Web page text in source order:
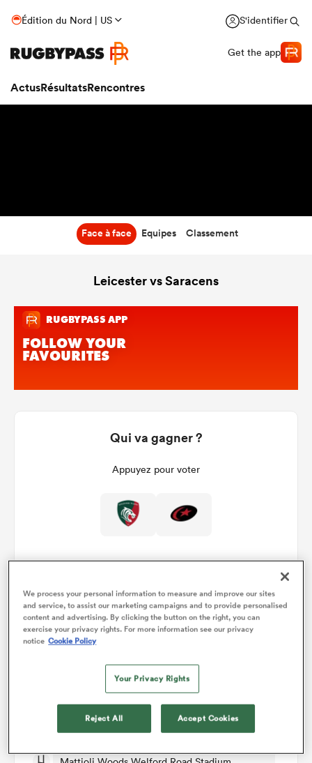
Édition du Nord | US S'identifier
Get the app
ActusRésultatsRencontres
Face à face Equipes Classement
Leicester vs Saracens
Qui va gagner ?
Appuyez pour voter
Détails du match
We process your personal information to measure and improve our sites
and service, to assist our marketing campaigns and to provide personalised
content and advertising. By clicking the button on the right, you can
exercise your privacy rights. For more information see our privacy
notice Cookie Policy
Your Privacy Rights
Reject All Accept Cookies